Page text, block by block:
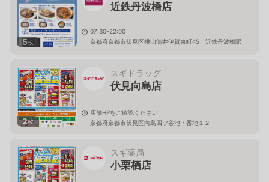
5枚
近鉄丹波橋店
07:30-22:00
京都府京都市伏見区桃山筒井伊賀東町45 近鉄丹波橋駅
内
2枚
スギドラッグ
伏見向島店
店舗HPをご確認ください
京都府京都市伏見区向島四ツ谷池７番地１２
スギ薬局
小栗栖店